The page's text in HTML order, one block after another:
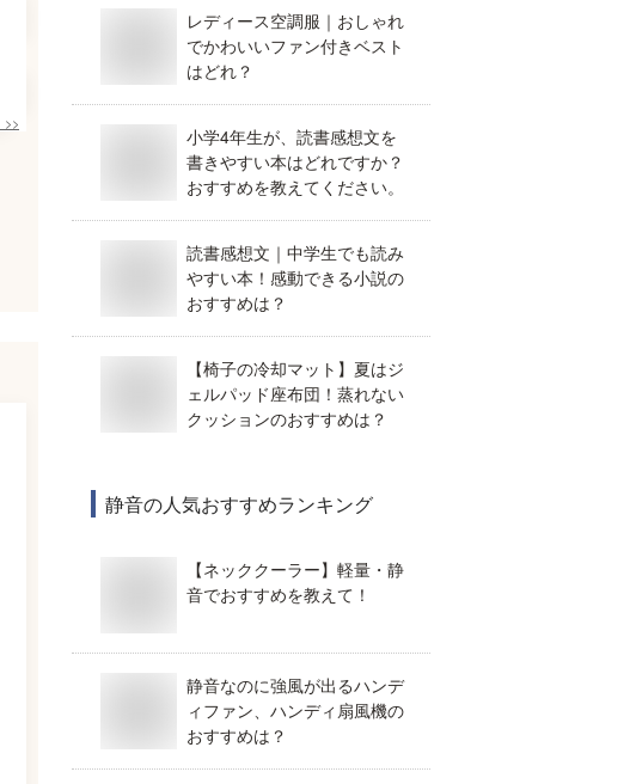
>>
レディース空調服｜おしゃれ
でかわいいファン付きベスト
はどれ？
小学4年生が、読書感想文を
書きやすい本はどれですか？
おすすめを教えてください。
読書感想文｜中学生でも読み
やすい本！感動できる小説の
おすすめは？
【椅子の冷却マット】夏はジ
ェルパッド座布団！蒸れない
クッションのおすすめは？
静音の人気おすすめランキング
【ネッククーラー】軽量・静
音でおすすめを教えて！
静音なのに強風が出るハンデ
ィファン、ハンディ扇風機の
おすすめは？